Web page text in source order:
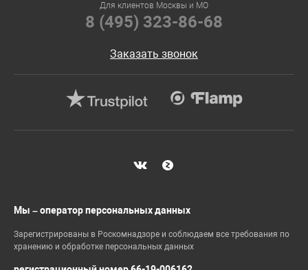
Для клиентов Москвы и МО
8 (495) 323-86-68
Заказать звонок
Мы – оператор персональных данных
Зарегистрированы в Роскомнадзоре и соблюдаем все требования по
хранению и обработке персональных данных